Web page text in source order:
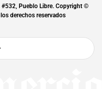
#532, Pueblo Libre. Copyright ©
derechos reservados